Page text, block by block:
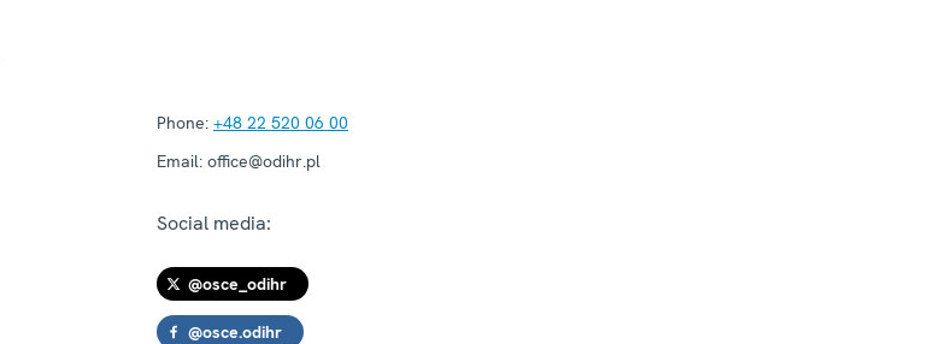
Phone: +48 22 520 06 00
Email: office@odihr.pl
Social media:
@osce_odihr
@osce.odihr